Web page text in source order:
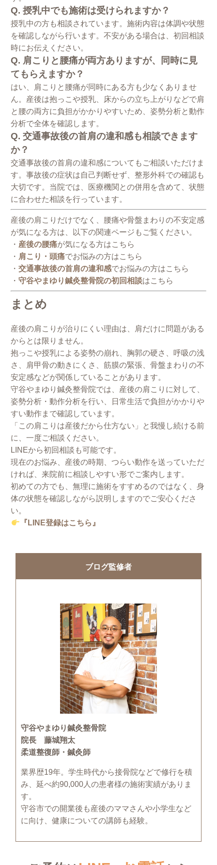
Q. 授乳中でも施術は受けられますか？
授乳中の方も相談されています。施術内容は体調や状態
を確認しながら行います。不安がある場合は、初回相談
時にお伝えください。
Q. 肩こりと腰痛が両方ありますが、同時に見
てもらえますか？
はい、肩こりと腰痛が同時にある方も少なくありませ
ん。産後は抱っこや授乳、床からの立ち上がりなどで肩
と腰の両方に負担がかかりやすいため、姿勢分析と動作
分析で全体を確認します。
Q. 交通事故後の首肩の違和感も相談できます
か？
交通事故後の首肩の違和感についてもご相談いただけま
す。事故後の症状は自己判断せず、整形外科での確認も
大切です。当院では、医療機関との併用を含めて、状態
に合わせた相談を行っています。
産後の肩こりだけでなく、腰痛や骨盤まわりの不安定感
が気になる方は、以下の関連ページもご覧ください。
・ 産後の腰痛が気になる方はこちら
・ 肩こり・頭痛でお悩みの方はこちら
・交通事故後の首肩の違和感でお悩みの方はこちら
・守谷やまゆり鍼灸整骨院の初回相談はこちら
まとめ
産後の肩こりが治りにくい理由は、肩だけに問題がある
からとは限りません。
抱っこや授乳による姿勢の崩れ、胸郭の硬さ、呼吸の浅
さ、肩甲骨の動きにくさ、筋膜の緊張、骨盤まわりの不
安定感などが関係していることがあります。
守谷やまゆり鍼灸整骨院では、産後の肩こりに対して、
姿勢分析・動作分析を行い、日常生活で負担がかかりや
すい動作まで確認しています。
「この肩こりは産後だから仕方ない」と我慢し続ける前
に、一度ご相談ください。
LINEから初回相談も可能です。
現在のお悩み、産後の時期、つらい動作を送っていただ
ければ、来院前に相談しやすい形でご案内します。
初めての方でも、無理に施術をすすめるのではなく、身
体の状態を確認しながら説明しますのでご安心くださ
い。
『LINE登録はこちら』
ブログ監修者
守谷やまゆり鍼灸整骨院
院長 藤城翔太
柔道整復師・鍼灸師
業界歴19年。学生時代から接骨院などで修行を積
み、延べ約90,000人の患者様の施術実績がありま
す。
守谷市での開業後も産後のママさんや小学生など
に向け、健康についての講師も経験。